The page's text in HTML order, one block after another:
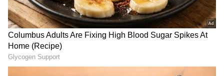
Image Credit :Asianet News
మేష రాశి ఫలాలు